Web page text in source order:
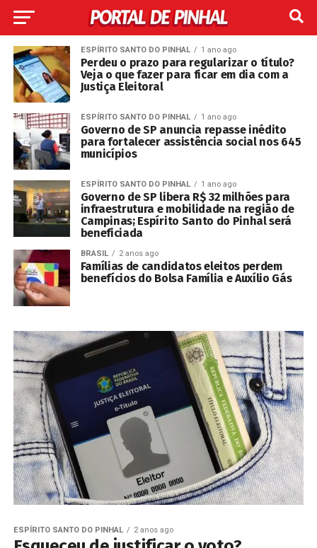
ESPÍRITO SANTO DO PINHAL 1 ano ago
Perdeu o prazo para regularizar o título?
Veja o que fazer para ficar em dia com a
Justiça Eleitoral
ESPÍRITO SANTO DO PINHAL 1 ano ago
Governo de SP anuncia repasse inédito
para fortalecer assistência social nos 645
municípios
ESPÍRITO SANTO DO PINHAL 1 ano ago
Governo de SP libera R$ 32 milhões para
infraestrutura e mobilidade na região de
Campinas; Espírito Santo do Pinhal será
beneficiada
BRASIL 2 anos ago
Famílias de candidatos eleitos perdem
benefícios do Bolsa Família e Auxílio Gás
ESPÍRITO SANTO DO PINHAL 2 anos ago